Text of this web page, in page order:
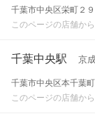
千葉市中央区栄町２
このページの店舗か
千葉中央駅 京
千葉市中央区本千葉
このページの店舗か